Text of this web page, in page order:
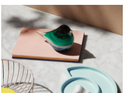
#6월호 룩
#6월호 스페셜
#6월호 특집
#가구
#룩
#스페셜
#알파 룸
#인테리어
#집 꾸미기
#특집